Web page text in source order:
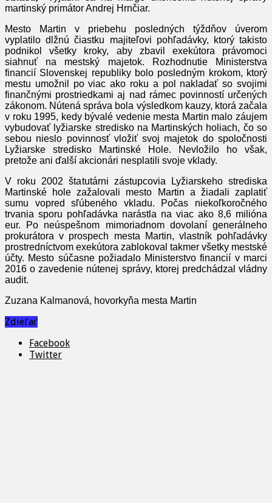
martinský primátor Andrej Hrnčiar.
Mesto Martin v priebehu posledných týždňov úverom
vyplatilo dlžnú čiastku majiteľovi pohľadávky, ktorý takisto
podnikol všetky kroky, aby zbavil exekútora právomoci
siahnuť na mestský majetok. Rozhodnutie Ministerstva
financií Slovenskej republiky bolo posledným krokom, ktorý
mestu umožnil po viac ako roku a pol nakladať so svojimi
finančnými prostriedkami aj nad rámec povinností určených
zákonom. Nútená správa bola výsledkom kauzy, ktorá začala
v roku 1995, kedy bývalé vedenie mesta Martin malo záujem
vybudovať lyžiarske stredisko na Martinských holiach, čo so
sebou nieslo povinnosť vložiť svoj majetok do spoločnosti
Lyžiarske stredisko Martinské Hole. Nevložilo ho však,
pretože ani ďalší akcionári nesplatili svoje vklady.
V roku 2002 štatutárni zástupcovia Lyžiarskeho strediska
Martinské hole zažalovali mesto Martin a žiadali zaplatiť
sumu vopred sľúbeného vkladu. Počas niekoľkoročného
trvania sporu pohľadávka narástla na viac ako 8,6 milióna
eur. Po neúspešnom mimoriadnom dovolaní generálneho
prokurátora v prospech mesta Martin, vlastník pohľadávky
prostredníctvom exekútora zablokoval takmer všetky mestské
účty. Mesto súčasne požiadalo Ministerstvo financií v marci
2016 o zavedenie nútenej správy, ktorej predchádzal vládny
audit.
Zuzana Kalmanová, hovorkyňa mesta Martin
Zdieľať
Facebook
Twitter